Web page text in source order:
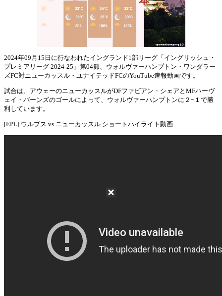
Mute
2024年09月15日に行なわれたイングランド1部リーグ「イングリッシュ・
プレミアリーグ 2024-25」第04節、ウォルヴァーハンプトン・ワンダラー
ズFC対ニューカッスル・ユナイテッドFCのYouTube速報動画です。
試合は、アウェーのニューカッスルがDFファビアン・シェアとMFハーヴ
ェイ・バーンズのゴールによって、ウォルヴァーハンプトンに２ｰ１で勝
利しています。
[EPL] ウルブス vs ニューカッスル ショートハイライト動画